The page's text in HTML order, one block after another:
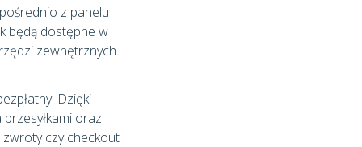
z panelu
będą dostępne w
zewnętrznych.
Dzięki
oraz
czy checkout